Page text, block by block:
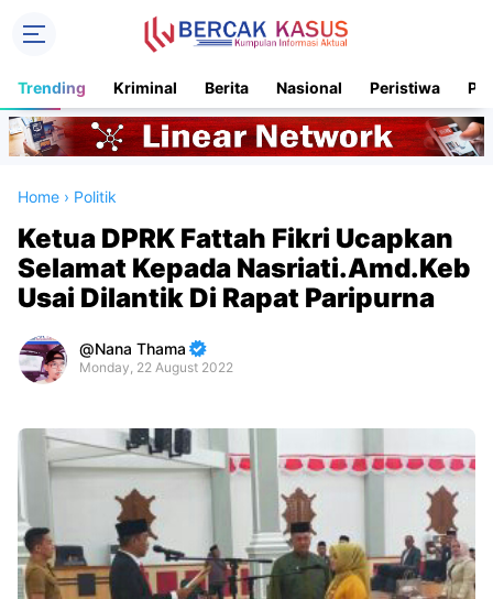
Trending Kriminal Berita Nasional Peristiwa
Home › Politik
Ketua DPRK Fattah Fikri Ucapkan
Selamat Kepada Nasriati.Amd.Keb
Usai Dilantik Di Rapat Paripurna
Nana Thama
Monday, 22 August 2022